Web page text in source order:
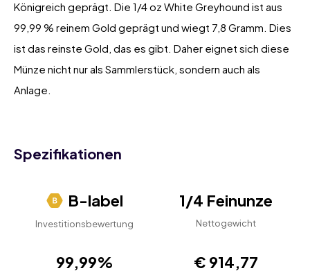
Königreich geprägt. Die 1/4 oz White Greyhound ist aus
99,99 % reinem Gold geprägt und wiegt 7,8 Gramm. Dies
ist das reinste Gold, das es gibt. Daher eignet sich diese
Münze nicht nur als Sammlerstück, sondern auch als
Anlage.
Spezifikationen
B-label
Investitionsbewertung
1/4 Feinunze
Nettogewicht
99,99% € 914,77